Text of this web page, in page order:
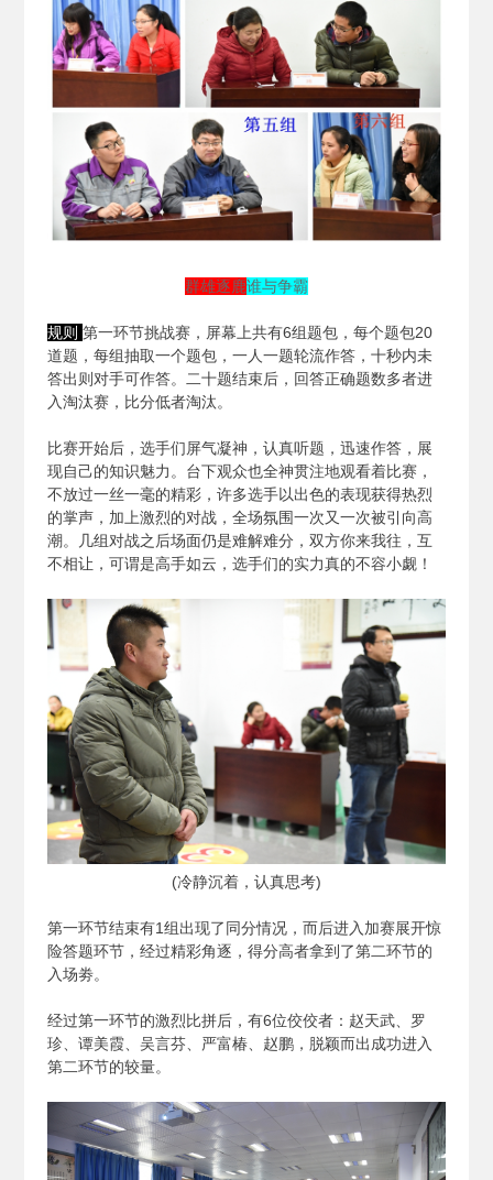
群雄逐鹿谁与争霸
规则 第一环节挑战赛，屏幕上共有6组题包，每个题包20
道题，每组抽取一个题包，一人一题轮流作答，十秒内未
答出则对手可作答。二十题结束后，回答正确题数多者进
入淘汰赛，比分低者淘汰。
比赛开始后，选手们屏气凝神，认真听题，迅速作答，展
现自己的知识魅力。台下观众也全神贯注地观看着比赛，
不放过一丝一毫的精彩，许多选手以出色的表现获得热烈
的掌声，加上激烈的对战，全场氛围一次又一次被引向高
潮。几组对战之后场面仍是难解难分，双方你来我往，互
不相让，可谓是高手如云，选手们的实力真的不容小觑！
(冷静沉着，认真思考)
第一环节结束有1组出现了同分情况，而后进入加赛展开惊
险答题环节，经过精彩角逐，得分高者拿到了第二环节的
入场劵。
经过第一环节的激烈比拼后，有6位佼佼者：赵天武、罗
珍、谭美霞、吴言芬、严富椿、赵鹏，脱颖而出成功进入
第二环节的较量。